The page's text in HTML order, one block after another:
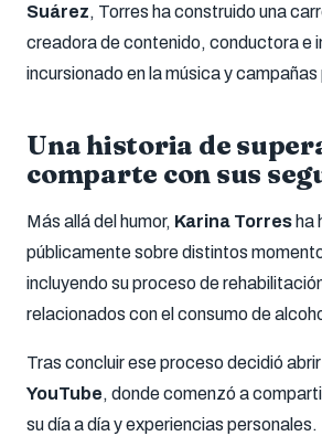
Suárez, Torres ha construido una
creadora de contenido, conductora e
incursionado en la música y
Una historia de
comparte con sus
Más allá del humor, Karina Torres ha
públicamente sobre distintos
incluyendo su proceso de
relacionados con el consumo de
Tras concluir ese proceso decidió
YouTube, donde comenzó a
su día a día y experiencias personales.